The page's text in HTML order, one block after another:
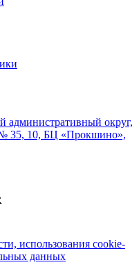
административный округ,
35, 10, БЦ «Прокшино»,
использования сookie-
данных